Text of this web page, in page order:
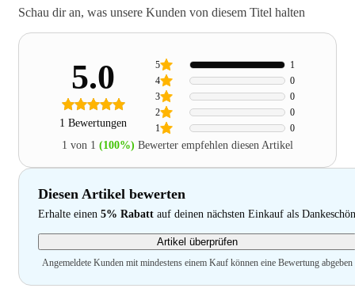
Schau dir an, was unsere Kunden von diesem Titel halten
5.0
1 Bewertungen 1 0
2 0
3 0
4 0
5 1
1 von 1 (100%) Bewerter empfehlen diesen Artikel
Diesen Artikel bewerten
Erhalte einen 5% Rabatt auf deinen nächsten Einkauf als Dankeschön
Artikel überprüfen
Angemeldete Kunden mit mindestens einem Kauf können eine Bewertung abgeben